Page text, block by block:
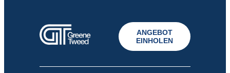
ANGEBOT
EINHOLEN